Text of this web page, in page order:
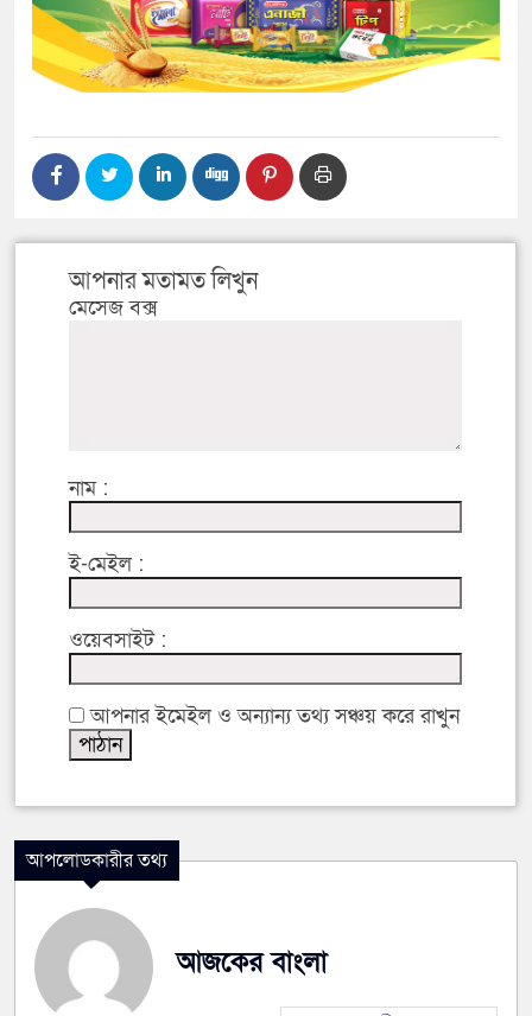
আপনার মতামত লিখুন
মেসেজ বক্স
নাম :
ই-মেইল :
ওয়েবসাইট :
আপনার ইমেইল ও অন্যান্য তথ্য সঞ্চয় করে রাখুন
আপলোডকারীর তথ্য
আজকের বাংলা